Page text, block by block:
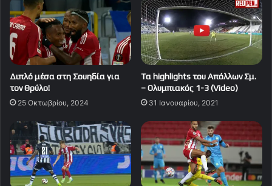
Διπλό μέσα στη Σουηδία για
τον Θρύλο!
25 Οκτωβρίου, 2024
Tα highlights του Απόλλων Σμ.
– Ολυμπιακός 1-3 (Video)
31 Ιανουαρίου, 2021